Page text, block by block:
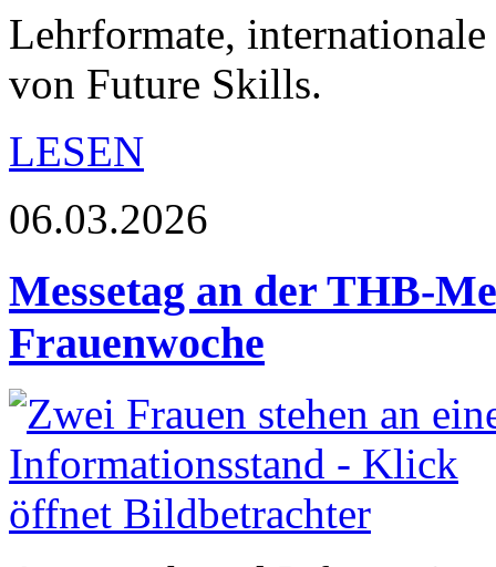
Lehrformate,
von Future Skills.
LESEN
06.03.2026
Messetag an der THB-
Frauenwoche